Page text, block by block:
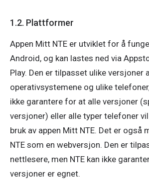
1.2. Plattformer
Appen Mitt NTE er utviklet for å
Android, og kan lastes ned via
Play. Den er tilpasset ulike versjoner
operativsystemene og ulike
ikke garantere for at alle versjoner
versjoner) eller alle typer telefoner
bruk av appen Mitt NTE. Det er også
NTE som en webversjon. Den er
nettlesere, men NTE kan ikke
versjoner er egnet.